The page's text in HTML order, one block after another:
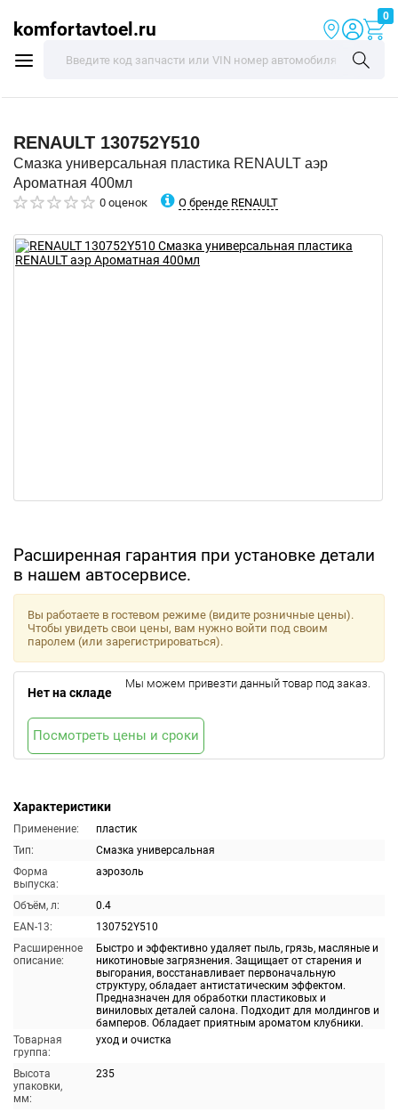
komfortavtoel.ru
0
RENAULT 130752Y510
Смазка универсальная пластика RENAULT аэр
Ароматная 400мл
0 оценок О бренде RENAULT
Расширенная гарантия при установке детали
в нашем автосервисе.
Характеристики
Применение:
пластик
Тип:
Смазка универсальная
Форма
выпуска:
аэрозоль
Объём, л:
0.4
EAN-13:
130752Y510
Расширенное
описание:
Быстро и эффективно удаляет пыль, грязь, масляные и
никотиновые загрязнения. Защищает от старения и
выгорания, восстанавливает первоначальную
структуру, обладает антистатическим эффектом.
Предназначен для обработки пластиковых и
виниловых деталей салона. Подходит для молдингов и
бамперов. Обладает приятным ароматом клубники.
Товарная
группа:
уход и очистка
Высота
упаковки,
мм:
235
Вы работаете в гостевом режиме (видите розничные цены).
Чтобы увидеть свои цены, вам нужно войти под своим
паролем (или зарегистрироваться).
Нет на складе
Мы можем привезти данный товар под заказ.
Посмотреть цены и сроки